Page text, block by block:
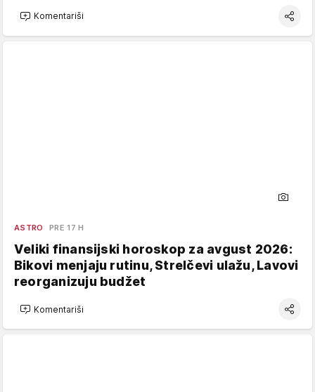
Komentariši
ASTRO PRE 17 H
Veliki finansijski horoskop za avgust 2026:
Bikovi menjaju rutinu, Strelčevi ulažu, Lavovi
reorganizuju budžet
Komentariši